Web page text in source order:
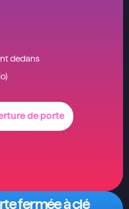
dedans
de porte
fermée à clé